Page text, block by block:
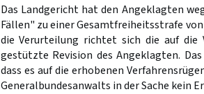
Das Landgericht hat den Angeklagten
Fällen" zu einer Gesamtfreiheitsstrafe
die Verurteilung richtet sich die auf
gestützte Revision des Angeklagten.
dass es auf die erhobenen
Generalbundesanwalts in der Sache kein